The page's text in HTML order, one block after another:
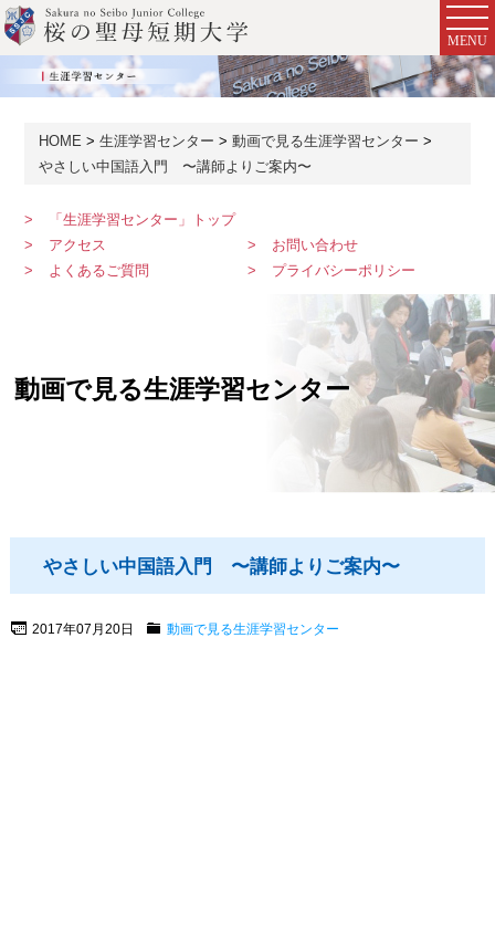
MENU
HOME 生涯学習センター
動画で見る生涯学習センター
やさしい中国語入門 〜講師よりご案内〜
「生涯学習センター」トップ
アクセス
お問い合わせ
よくあるご質問
プライバシーポリシー
動画で見る生涯学習センター
やさしい中国語入門 〜講師よりご案内〜
2017年07月20日 動画で見る生涯学習センター